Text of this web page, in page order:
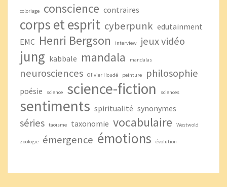
coloriage conscience contraires
corps et esprit cyberpunk edutainment
EMC Henri Bergson interview jeux vidéo
jung kabbale mandala mandalas
neurosciences Olivier Houdé peinture philosophie
poésie science science-fiction sciences
sentiments spiritualité synonymes
séries taoïsme taxonomie vocabulaire Westwold
zoologie émergence émotions évolution